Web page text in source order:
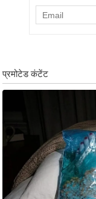
घ
रे
स्खे
र्य
ट